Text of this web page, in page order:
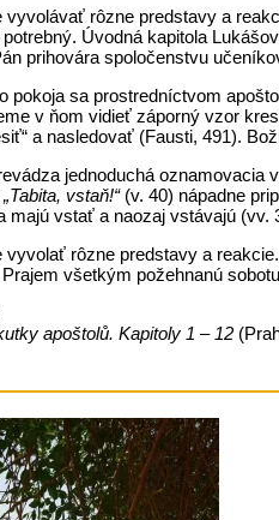
rôzne predstavy a
Úvodná kapitola
prihovára spoločenstvu
pokoja sa prostredníctvom
v ňom vidieť záporný vzor
a nasledovať (Fausti, 491).
jednoduchá oznamovacia
„Tabita, vstaň!“(v. 40) nápadne
majú vstať a naozaj vstávajú
rôzne predstavy a
všetkým požehnanú
apoštolů. Kapitoly 1 – 12